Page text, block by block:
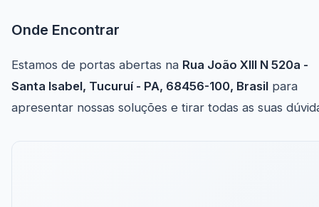
Onde Encontrar
Estamos de portas abertas na Rua João XIII N 520a -
Santa Isabel, Tucuruí - PA, 68456-100, Brasil para
apresentar nossas soluções e tirar todas as suas